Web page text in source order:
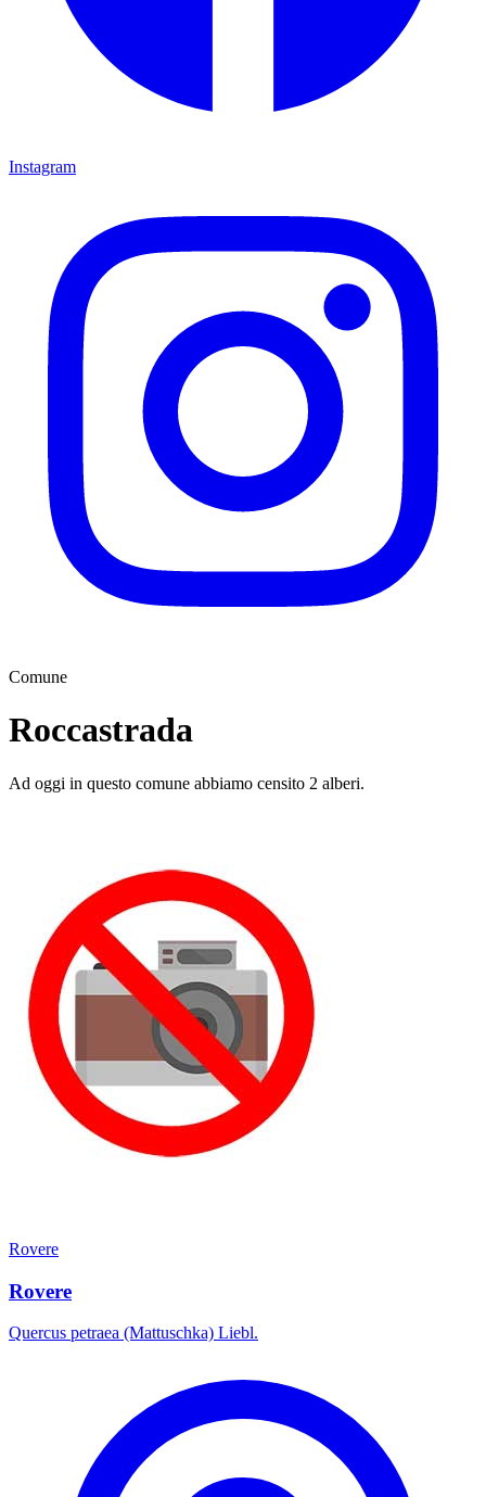
Instagram
Comune
Roccastrada
Ad oggi in questo comune abbiamo censito 2 alberi.
Rovere
Rovere
Quercus petraea (Mattuschka) Liebl.